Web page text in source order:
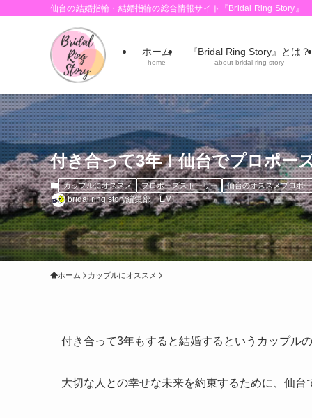
仙台の結婚指輪・結婚指輪の総合情報サイト『Bridal Ring Story』
ホーム
home
『Bridal Ring Story』とは？
about bridal ring story
付き合って3年！仙台でプロポー
カップルにオススメ プロポーズストーリー 仙台のオススメプロポ
bridal ring story編集部 EMI
ホーム カップルにオススメ
付き合って3年もすると結婚するというカップル
大切な人との幸せな未来を約束するために、仙